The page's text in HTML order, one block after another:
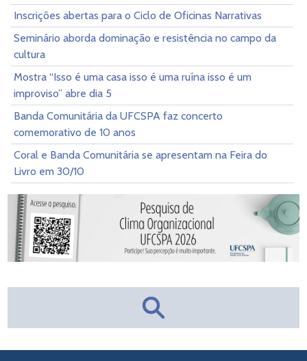
Inscrições abertas para o Ciclo de Oficinas Narrativas
Seminário aborda dominação e resistência no campo da
cultura
Mostra “Isso é uma casa isso é uma ruína isso é um
improviso” abre dia 5
Banda Comunitária da UFCSPA faz concerto
comemorativo de 10 anos
Coral e Banda Comunitária se apresentam na Feira do
Livro em 30/10